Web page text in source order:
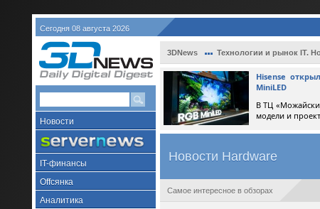
Сегодня 08 августа 2026
Новости
IT-финансы
Offсянка
Аналитика
3DNews Технологии и рынок IT.
Hisense
MiniLED
В ТЦ
модели и
Новости Hardware
Самое интересное в обзорах